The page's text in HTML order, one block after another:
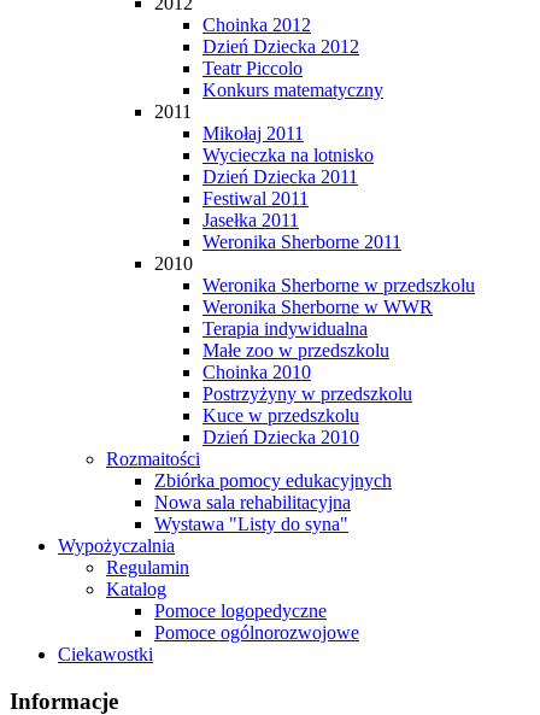
Choinka 2012
Dzień Dziecka 2012
Teatr Piccolo
Konkurs matematyczny
2011
Mikołaj 2011
Wycieczka na lotnisko
Dzień Dziecka 2011
Festiwal 2011
Jasełka 2011
Weronika Sherborne 2011
2010
Weronika Sherborne w przedszkolu
Weronika Sherborne w WWR
Terapia indywidualna
Małe zoo w przedszkolu
Choinka 2010
Postrzyżyny w przedszkolu
Kuce w przedszkolu
Dzień Dziecka 2010
Rozmaitości
Zbiórka pomocy edukacyjnych
Nowa sala rehabilitacyjna
Wystawa "Listy do syna"
Wypożyczalnia
Regulamin
Katalog
Pomoce logopedyczne
Pomoce ogólnorozwojowe
Ciekawostki
Informacje